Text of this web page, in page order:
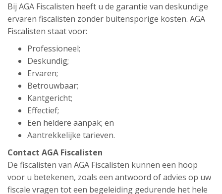
Bij AGA Fiscalisten heeft u de garantie van deskundige
ervaren fiscalisten zonder buitensporige kosten. AGA
Fiscalisten staat voor:
Professioneel;
Deskundig;
Ervaren;
Betrouwbaar;
Kantgericht;
Effectief;
Een heldere aanpak; en
Aantrekkelijke tarieven.
Contact AGA Fiscalisten
De fiscalisten van AGA Fiscalisten kunnen een hoop
voor u betekenen, zoals een antwoord of advies op uw
fiscale vragen tot een begeleiding gedurende het hele